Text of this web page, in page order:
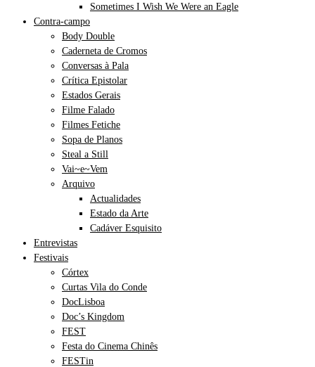
Sometimes I Wish We Were an Eagle
Contra-campo
Body Double
Caderneta de Cromos
Conversas à Pala
Crítica Epistolar
Estados Gerais
Filme Falado
Filmes Fetiche
Sopa de Planos
Steal a Still
Vai~e~Vem
Arquivo
Actualidades
Estado da Arte
Cadáver Esquisito
Entrevistas
Festivais
Córtex
Curtas Vila do Conde
DocLisboa
Doc’s Kingdom
FEST
Festa do Cinema Chinês
FESTin